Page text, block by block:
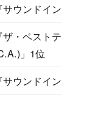
ウンドインS』リ
・ベストテン』「
」1位
ウンドインS』